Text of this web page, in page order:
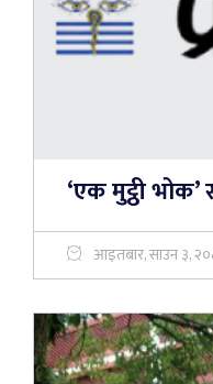
‘एक मुट्ठी
आइतबार, साउन ३,